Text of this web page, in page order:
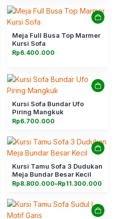
Meja Full Busa Top Marmer
Kursi Sofa
Rp6.400.000
Kursi Sofa Bundar Ufo
Piring Mangkuk
Rp6.700.000
Kursi Tamu Sofa 3 Dudukan
Meja Bundar Besar Kecil
Rp8.800.000–Rp11.300.000
Rentang
harga:
hingga
Rp11.300.000